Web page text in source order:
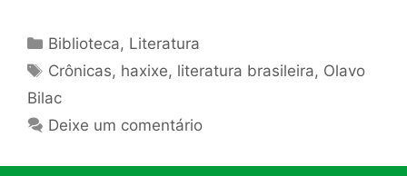
Categorias
Biblioteca, Literatura
Tags
Crônicas, haxixe, literatura brasileira, Olavo
Bilac
Deixe um comentário